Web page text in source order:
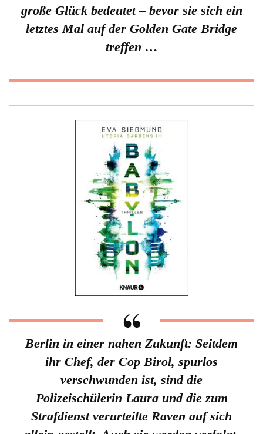
große Glück bedeutet – bevor sie sich ein
letztes Mal auf der Golden Gate Bridge
treffen …
Berlin in einer nahen Zukunft: Seitdem
ihr Chef, der Cop Birol, spurlos
verschwunden ist, sind die
Polizeischülerin Laura und die zum
Strafdienst verurteilte Raven auf sich